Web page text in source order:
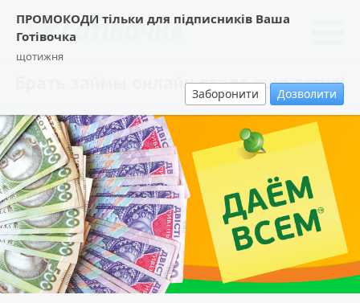
ПРОМОКОДИ тільки для підписників Ваша
Готівочка
щотижня
Заборонити Дозволити
Брать займы онлайн стало еще легче!